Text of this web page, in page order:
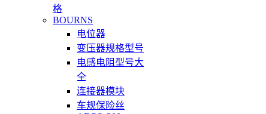
格
BOURNS
电位器
变压器规格型号
电感电阻型号大
全
连接器模块
车规保险丝